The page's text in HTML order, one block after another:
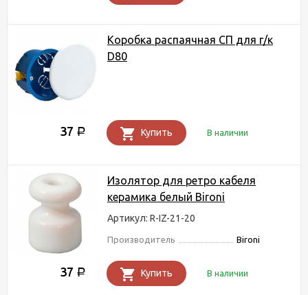
Коробка распаячная СП для г/к
D80
37 Р Купить В наличии
Изолятор для ретро кабеля
керамика белый Bironi
Артикул: R-IZ-21-20
Производитель Bironi
37 Р Купить В наличии